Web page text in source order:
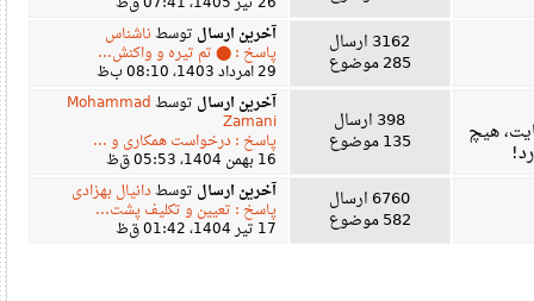
3162 ارسال
285 موضوع
آخرین ارسالتوسطناشناس
پاسخ : ⬤ تم تیره و واکنش...
هیچ 398 ارسال
135 موضوع
آخرین ارسالتوسطMohammad
Zamani
پاسخ : درخواست همکاری و ...
6760 ارسال
582 موضوع
آخرین ارسالتوسطدانیال بهزادی
پاسخ : تعیین و تکلیف پشت...